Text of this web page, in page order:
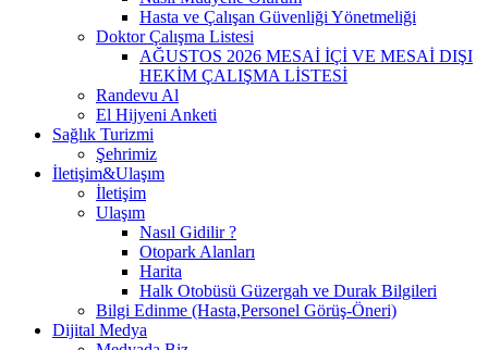
Hasta ve Çalışan Güvenliği Yönetmeliği
Doktor Çalışma Listesi
AĞUSTOS 2026 MESAİ İÇİ VE MESAİ DIŞI
HEKİM ÇALIŞMA LİSTESİ
Randevu Al
El Hijyeni Anketi
Sağlık Turizmi
Şehrimiz
İletişim&Ulaşım
İletişim
Ulaşım
Nasıl Gidilir ?
Otopark Alanları
Harita
Halk Otobüsü Güzergah ve Durak Bilgileri
Bilgi Edinme (Hasta,Personel Görüş-Öneri)
Dijital Medya